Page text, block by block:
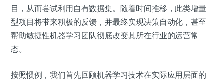
目，从而尝试利用自有数据集。随着时间推移，此类增量
型项目将带来积极的反馈，并最终实现决策自动化，甚至
帮助敏捷性机器学习团队彻底改变其所在行业的运营常
态。
按照惯例，我们首先回顾机器学习技术在实际应用层面的